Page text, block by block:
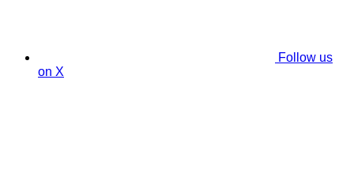
Follow us
on X